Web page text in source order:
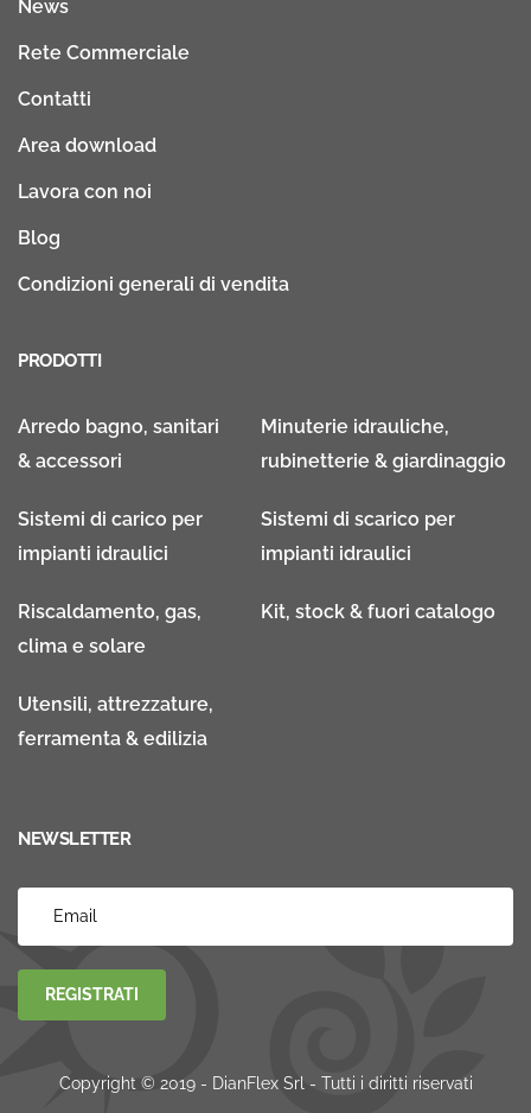
News
Rete Commerciale
Contatti
Area download
Lavora con noi
Blog
Condizioni generali di vendita
PRODOTTI
Arredo bagno, sanitari
& accessori
Minuterie idrauliche,
rubinetterie & giardinaggio
Sistemi di carico per
impianti idraulici
Sistemi di scarico per
impianti idraulici
Riscaldamento, gas,
clima e solare
Kit, stock & fuori catalogo
Utensili, attrezzature,
ferramenta & edilizia
NEWSLETTER
REGISTRATI
Copyright © 2019 - DianFlex Srl - Tutti i diritti riservati